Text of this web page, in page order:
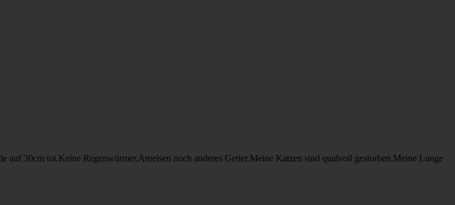
30cm tot.Keine Regenwürmer,Ameisen noch anderes Getier.Meine Katzen sind qualvoll gestorben.Meine Lunge